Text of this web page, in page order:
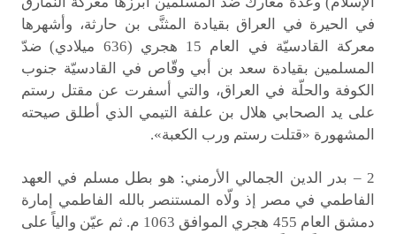
في الحيرة في العراق بقيادة المثنَّى بن حارثة، وأشهرها
معركة القادسيّة في العام 15 هجري (636 ميلادي) ضدّ
المسلمين بقيادة سعد بن أبي وقّاص في القادسيّة جنوب
الكوفة والحلّة في العراق، والتي أسفرت عن مقتل رستم
على يد الصحابي هلال بن علفة التيمي الذي أطلق صيحته
المشهورة «قتلت رستم ورب الكعبة».
2 – بدر الدين الجمالي الأرمني: هو بطل مسلم في العهد
الفاطمي في مصر إذ ولّاه المستنصر بالله الفاطمي إمارة
دمشق العام 455 هجري الموافق 1063 م. ثم عيّن والياً على